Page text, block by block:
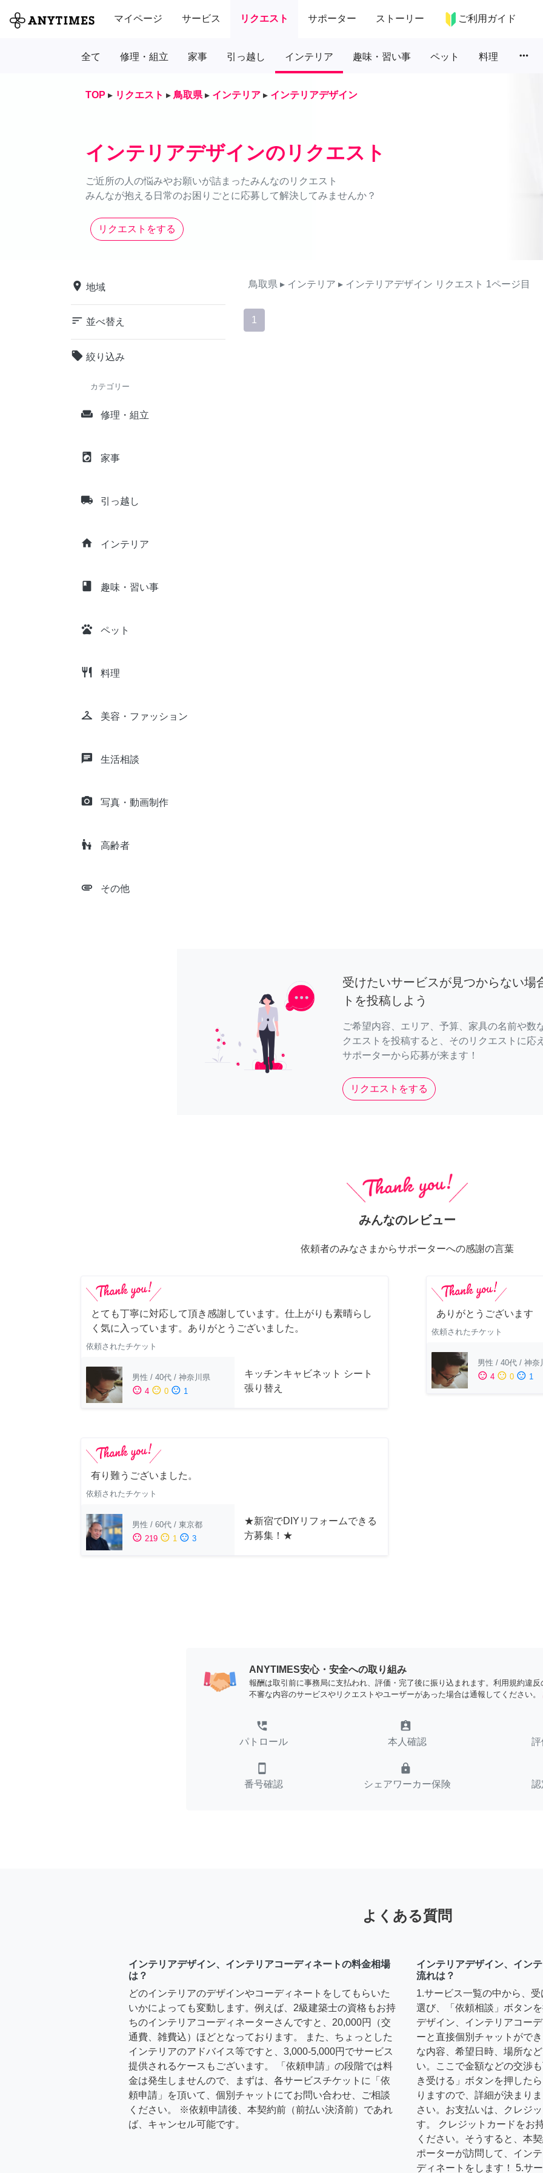
マイページ サービス リクエスト サポーター ストーリー ご利用ガイド
全て 修理・組立 家事 引っ越し インテリア 趣味・習い事 ペット 料理 more_horiz
TOP ▸ リクエスト ▸ 鳥取県 ▸ インテリア ▸ インテリアデザイン
インテリアデザインのリクエスト
ご近所の人の悩みやお願いが詰まったみんなのリクエスト
みんなが抱える日常のお困りごとに応募して解決してみませんか？
リクエストをする
place 地域
sort 並べ替え
local_offer 絞り込み
カテゴリー
weekend 修理・組立
local_laundry_service 家事
local_shipping 引っ越し
home インテリア
class 趣味・習い事
pets ペット
restaurant 料理
checkroom 美容・ファッション
chat 生活相談
camera_alt 写真・動画制作
escalator_warning 高齢者
attachment その他
鳥取県 ▸ インテリア ▸ インテリアデザイン リクエスト 1ページ目
1
受けたいサービスが見つからない場
トを投稿しよう
ご希望内容、エリア、予算、家具の名前や数
クエストを投稿すると、そのリクエストに応
サポーターから応募が来ます！
リクエストをする
みんなのレビュー
依頼者のみなさまからサポーターへの感謝の言葉
とても丁寧に対応して頂き感謝しています。仕上がりも素晴らし
く気に入っています。ありがとうございました。
依頼されたチケット
男性 / 40代 / 神奈川県
sentiment_satisfied 4 sentiment_neutral 0 sentiment_dissatisfied 1
キッチンキャビネット シート
張り替え
ありがとうございます
依頼されたチケット
男性 / 40代 / 神奈
sentiment_satisfied 4 sentiment_neutral 0 sentiment_dissatisfied 1
有り難うございました。
依頼されたチケット
男性 / 60代 / 東京都
sentiment_satisfied 219 sentiment_neutral 1 sentiment_dissatisfied 3
★新宿でDIYリフォームできる
方募集！★
ANYTIMES安心・安全への取り組み
報酬は取引前に事務局に支払われ、評価・完了後に振り込まれます。利用規約違反
不審な内容のサービスやリクエストやユーザーがあった場合は通報してください。
perm_phone_msg
パトロール
assignment_ind
本人確認
smartphone
番号確認
lock
シェアワーカー保険
よくある質問
インテリアデザイン、インテリアコーディネートの料金相場
は？
どのインテリアのデザインやコーディネートをしてもらいた
いかによっても変動します。例えば、2級建築士の資格もお持
ちのインテリアコーディネーターさんですと、20,000円（交
通費、雑費込）ほどとなっております。 また、ちょっとした
インテリアのアドバイス等ですと、3,000-5,000円でサービス
提供されるケースもございます。 「依頼申請」の段階では料
金は発生しませんので、まずは、各サービスチケットに「依
頼申請」を頂いて、個別チャットにてお問い合わせ、ご相談
ください。 ※依頼申請後、本契約前（前払い決済前）であれ
ば、キャンセル可能です。
インテリアデザイン、イン
流れは？
1.サービス一覧の中から、
選び、「依頼相談」ボタン
デザイン、インテリアコー
ーと直接個別チャットがで
な内容、希望日時、場所な
い。ここで金額などの交渉
き受ける」ボタンを押した
りますので、詳細が決まり
さい。お支払いは、クレジ
す。 クレジットカードをお
ください。そうすると、本
ポーターが訪問して、イン
ディネートをします！ 5.サ